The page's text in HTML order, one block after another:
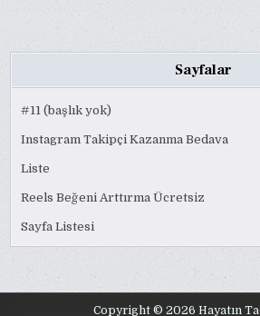
Sayfalar
#11 (başlık yok)
Instagram Takipçi Kazanma Bedava
Liste
Reels Beğeni Arttırma Ücretsiz
Sayfa Listesi
Copyright © 2026 Hayatın